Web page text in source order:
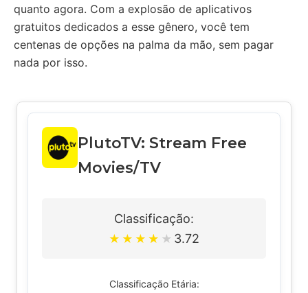
quanto agora. Com a explosão de aplicativos
gratuitos dedicados a esse gênero, você tem
centenas de opções na palma da mão, sem pagar
nada por isso.
PlutoTV: Stream Free
Movies/TV
Classificação:
★ ★ ★ ★ ★ 3.72
Classificação Etária: